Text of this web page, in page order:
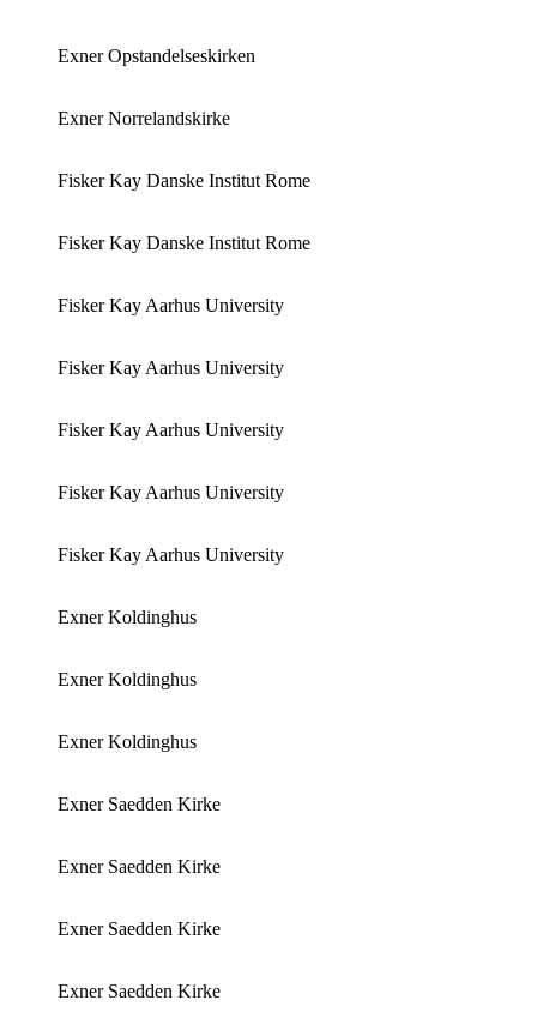
Exner Opstandelseskirken
Exner Norrelandskirke
Fisker Kay Danske Institut Rome
Fisker Kay Danske Institut Rome
Fisker Kay Aarhus University
Fisker Kay Aarhus University
Fisker Kay Aarhus University
Fisker Kay Aarhus University
Fisker Kay Aarhus University
Exner Koldinghus
Exner Koldinghus
Exner Koldinghus
Exner Saedden Kirke
Exner Saedden Kirke
Exner Saedden Kirke
Exner Saedden Kirke